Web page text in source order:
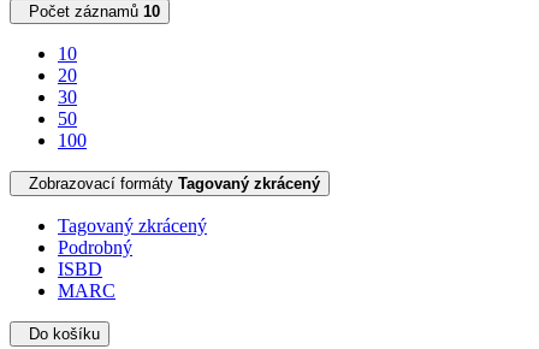
Počet záznamů 10
10
20
30
50
100
Zobrazovací formáty Tagovaný zkrácený
Tagovaný zkrácený
Podrobný
ISBD
MARC
Do košíku